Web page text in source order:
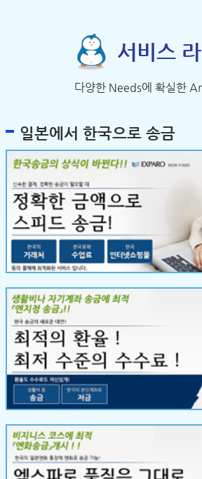
서비스
다양한 Needs에 확실한
일본에서 한국으로 송금